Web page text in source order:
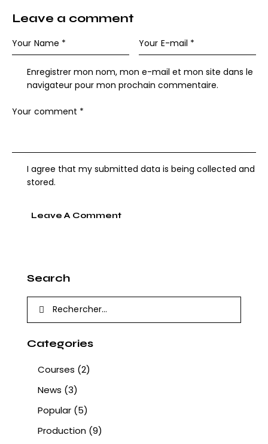
Leave a comment
Enregistrer mon nom, mon e-mail et mon site dans le
navigateur pour mon prochain commentaire.
I agree that my submitted data is being collected and
stored.
Search
Categories
Courses (2)
News (3)
Popular (5)
Production (9)